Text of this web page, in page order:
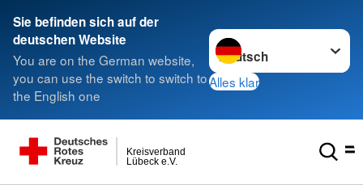
Sie befinden sich auf der
deutschen Website
You are on the German website,
you can use the switch to switch to
the English one
Sprache wechseln zu
Alles klar
Lübeck e.V.
Kreisverband